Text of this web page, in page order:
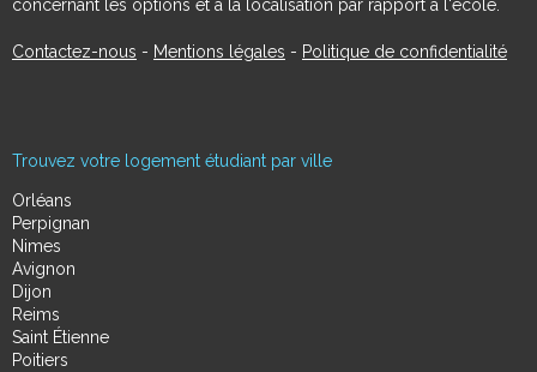
concernant les options et à la localisation par rapport à l'école.
Contactez-nous - Mentions légales - Politique de confidentialité
Trouvez votre logement étudiant par ville
Orléans
Perpignan
Nimes
Avignon
Dijon
Reims
Saint Étienne
Poitiers